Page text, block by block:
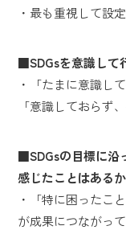
・最も重視して設
■SDGsを意識して
・「たまに意識し
「意識しておらず
■SDGsの目標に沿
感じたことはあるか
・「特に困ったこ
が成果につながっ